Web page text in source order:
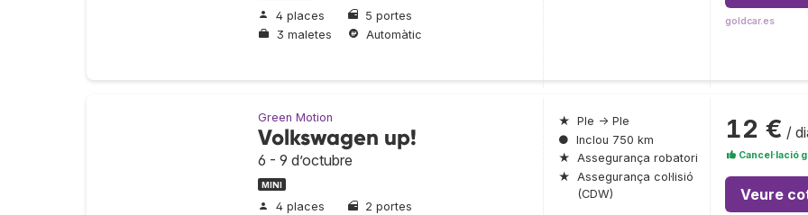
4 places
5 portes
3 maletes
Automàtic
goldcar.es
Green Motion
Volkswagen up!
6 - 9 d’octubre
MINI
4 places
2 portes
★ Ple → Ple
● Inclou 750 km
★ Assegurança robatori
★ Assegurança col·lisió
(CDW)
12 € /
Cancel·lació
Veure